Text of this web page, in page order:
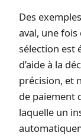
Des
aval, une
sélection est
d’aide à la
précision, et
de paiement
laquelle un